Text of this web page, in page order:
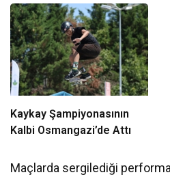
Kaykay Şampiyonasının
Kalbi Osmangazi’de Attı
Maçlarda sergilediği